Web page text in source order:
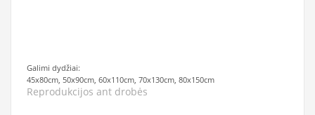
Galimi dydžiai:
45x80cm, 50x90cm, 60x110cm, 70x130cm, 80x150cm
Reprodukcijos ant drobės